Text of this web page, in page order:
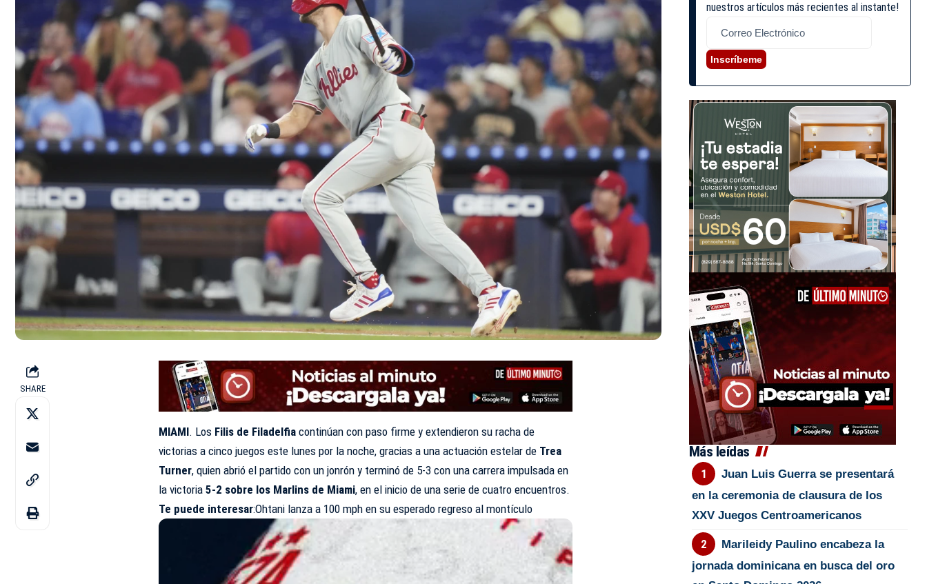
SHARE
MIAMI. Los Filis de Filadelfia continúan con paso firme y extendieron su racha de
victorias a cinco juegos este lunes por la noche, gracias a una actuación estelar de Trea
Turner, quien abrió el partido con un jonrón y terminó de 5-3 con una carrera impulsada en
la victoria5-2 sobre los Marlins de Miami, en el inicio de una serie de cuatro encuentros.
Te puede interesar:Ohtani lanza a 100 mph en su esperado regreso al montículo
nuestros artículos más recientes al instante!
Inscríbeme
Más leídas
Juan Luis Guerra se presentará
en la ceremonia de clausura de los
XXV Juegos Centroamericanos
Marileidy Paulino encabeza la
jornada dominicana en busca del oro